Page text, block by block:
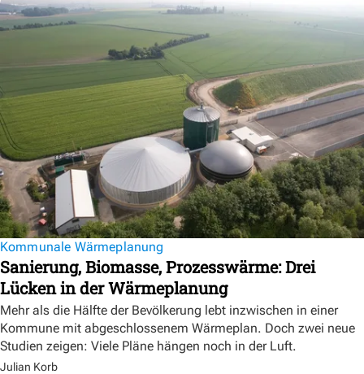
Kommunale Wärmeplanung
Sanierung, Biomasse, Prozesswärme: Drei
Lücken in der Wärmeplanung
Mehr als die Hälfte der Bevölkerung lebt inzwischen in einer
Kommune mit abgeschlossenem Wärmeplan. Doch zwei neue
Studien zeigen: Viele Pläne hängen noch in der Luft.
Julian Korb